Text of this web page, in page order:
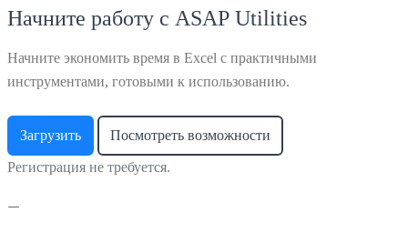
Начните работу с ASAP Utilities
Начните экономить время в Excel с практичными
инструментами, готовыми к использованию.
Загрузить Посмотреть возможности
Регистрация не требуется.